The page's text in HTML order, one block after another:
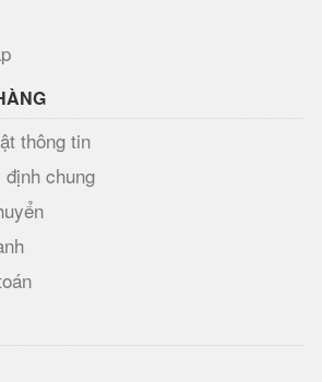
thông tin
chung